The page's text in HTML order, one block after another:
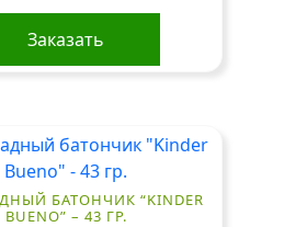
Заказать
БАТОНЧИК “KINDER
BUENO” – 43 ГР.